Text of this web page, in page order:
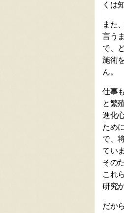
くは
また
言う
で、
施術
ん。
仕事
と繁
進化
ため
で、
てい
その
これ
研究
だか